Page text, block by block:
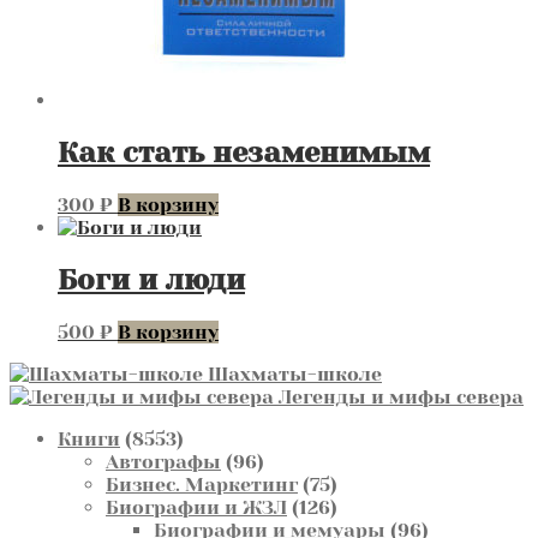
Как стать незаменимым
300 ₽ В корзину
Боги и люди
500 ₽ В корзину
Шахматы-школе
Легенды и мифы севера
Книги 85538553
товара
Автографы 9696
товаров
Бизнес. Маркетинг 7575
товаров
Биографии и ЖЗЛ 126126
товаров
Биографии и мемуары 9696